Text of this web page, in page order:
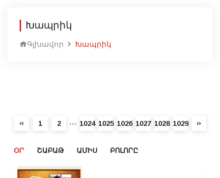
Խապրիկ
Գլխավոր Խապրիկ
1 2 ⋯ 1024 1025 1026 1027 1028 1029
ՕՐ ՇԱԲԱԹ ԱՄԻՍ ԲՈԼՈՐԸ